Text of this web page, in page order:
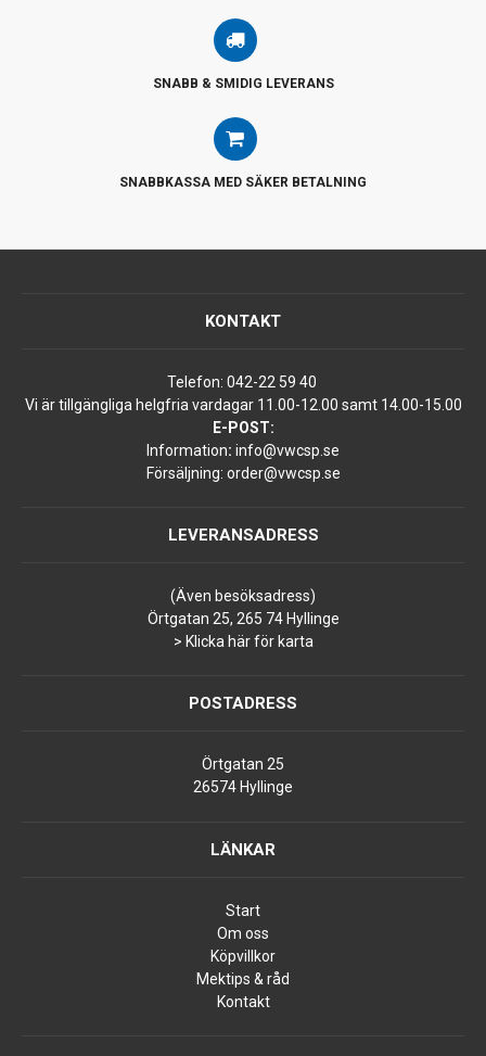
SNABB & SMIDIG LEVERANS
SNABBKASSA MED SÄKER BETALNING
KONTAKT
Telefon: 042-22 59 40
Vi är tillgängliga helgfria vardagar 11.00-12.00 samt 14.00-15.00
E-POST:
Information: info@vwcsp.se
Försäljning: order@vwcsp.se
LEVERANSADRESS
(Även besöksadress)
Örtgatan 25, 265 74 Hyllinge
> Klicka här för karta
POSTADRESS
Örtgatan 25
26574 Hyllinge
LÄNKAR
Start
Om oss
Köpvillkor
Mektips & råd
Kontakt